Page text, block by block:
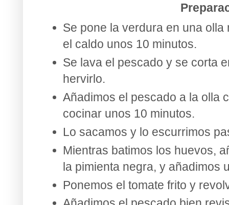
Se pone la verdura en una
el caldo unos 10 minutos.
Se lava el pescado y se corta
hervirlo.
Añadimos el pescado a la olla
cocinar unos 10 minutos.
Lo sacamos y lo escurrimos
Mientras batimos los huevos,
la pimienta negra, y añadimos
Ponemos el tomate frito y